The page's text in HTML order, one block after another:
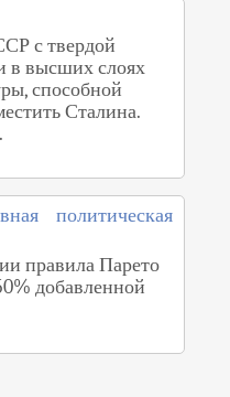
с твердой
в высших слоях
способной
Сталина.
политическая
правила Парето
добавленной